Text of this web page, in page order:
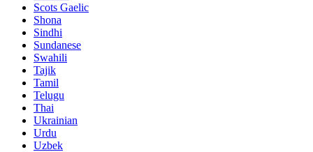
Scots Gaelic
Shona
Sindhi
Sundanese
Swahili
Tajik
Tamil
Telugu
Thai
Ukrainian
Urdu
Uzbek